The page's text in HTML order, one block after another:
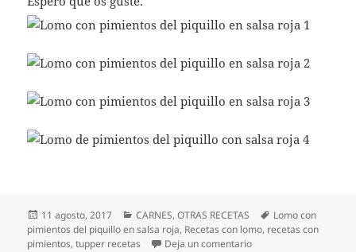
Publicado
el
11 agosto, 2017 Categorías
CARNES,OTRAS RECETAS Etiquetas
Lomo con
pimientos del piquillo en salsa roja, Recetas con lomo, recetas con
pimientos,tupper recetas Deja un comentarioen Lomo con